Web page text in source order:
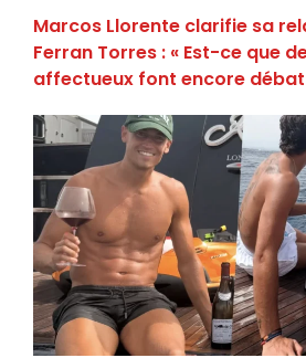
Marcos Llorente clarifie sa
Ferran Torres : « Est-ce que
affectueux font encore